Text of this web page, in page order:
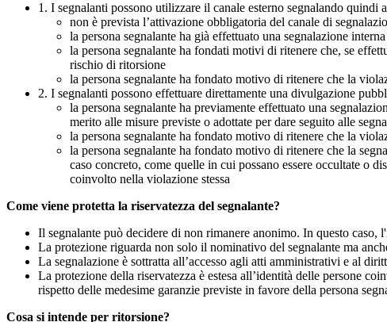
1. I segnalanti possono utilizzare il canale esterno segnalando quindi
non è prevista l’attivazione obbligatoria del canale di
la persona segnalante ha già effettuato una segnalazione
la persona segnalante ha fondati motivi di ritenere che, se
rischio di ritorsione
la persona segnalante ha fondato motivo di ritenere che la
2. I segnalanti possono effettuare direttamente una divulgazione
la persona segnalante ha previamente effettuato una
merito alle misure previste o adottate per dare seguito alle
la persona segnalante ha fondato motivo di ritenere che la
la persona segnalante ha fondato motivo di ritenere che la
caso concreto, come quelle in cui possano essere occultate o
coinvolto nella violazione stessa
Come viene protetta la riservatezza del segnalante?
Il segnalante può decidere di non rimanere anonimo. In questo caso,
La protezione riguarda non solo il nominativo del segnalante ma
La segnalazione è sottratta all’accesso agli atti amministrativi e al
La protezione della riservatezza è estesa all’identità delle persone
rispetto delle medesime garanzie previste in favore della persona
Cosa si intende per ritorsione?